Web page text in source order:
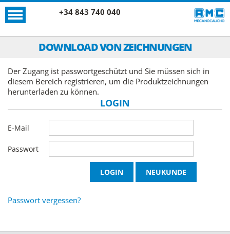
+34 843 740 040
DOWNLOAD VON ZEICHNUNGEN
Der Zugang ist passwortgeschützt und Sie müssen sich in
diesem Bereich registrieren, um die Produktzeichnungen
herunterladen zu können.
LOGIN
E-Mail
Passwort
Passwort vergessen?